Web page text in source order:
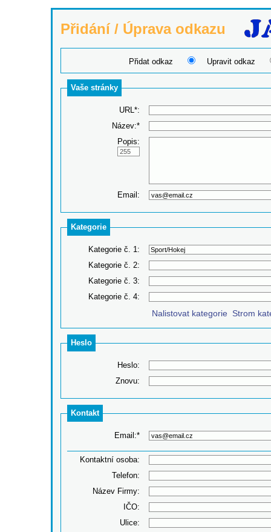
Přidání / Úprava odkazu
Přidat odkaz Upravit odkaz
Vaše stránky
URL*:
Název:*
Popis:
Email:
Kategorie
Kategorie č. 1:
Kategorie č. 2:
Kategorie č. 3:
Kategorie č. 4:
Nalistovat kategorie Strom
Heslo
Heslo:
Znovu:
Kontakt
Email:*
Kontaktní osoba:
Telefon:
Název Firmy:
IČO:
Ulice: